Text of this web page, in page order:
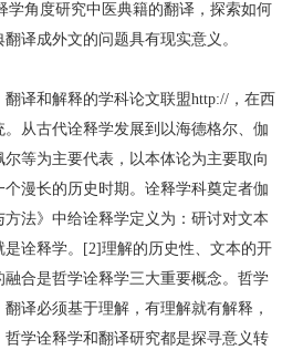
学角度研究中医典籍的翻译，探索如何
译成外文的问题具有现实意义。
和解释的学科论文联盟http://，在西
从古代诠释学发展到以海德格尔、伽
等为主要代表，以本体论为主要取向
漫长的历史时期。诠释学科奠定者伽
法》中给诠释学定义为：研讨对文本
是诠释学。[2]理解的历史性、文本的开
合是哲学诠释学三大重要概念。哲学
译必须基于理解，有理解就有解释，
学诠释学和翻译研究都是探寻意义转